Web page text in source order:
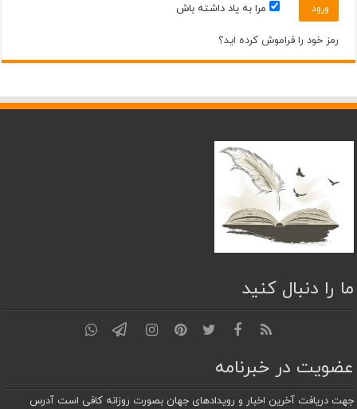
مرداد ۲۱
چهارشنبه
مرا به یاد داشته باش
رمز خود را فراموش کرده اید؟
ما را دنبال کنید
عضویت در خبرنامه
جهت دریافت آخرین اخبار و رویدادهای جهان بصورت روزانه کافی است آدرس